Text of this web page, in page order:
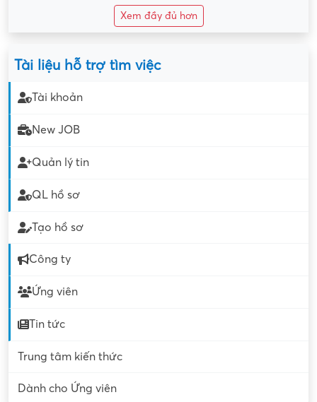
Xem đầy đủ hơn
Tài liệu hỗ trợ tìm việc
Tài khoản
New JOB
Quản lý tin
QL hồ sơ
Tạo hồ sơ
Công ty
Ứng viên
Tin tức
Trung tâm kiến thức
Dành cho Ứng viên